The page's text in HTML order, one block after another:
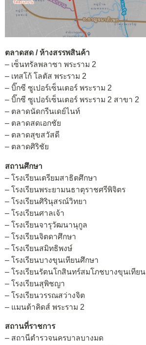
ตลาดสด / ห้างสรรพสินค้า
– เซ็นทรัลพลาซา พระราม 2
– เทสโก้ โลตัส พระราม 2
– บิ๊กซี ซูเปอร์เซ็นเตอร์ พระราม 2
– บิ๊กซี ซูเปอร์เซ็นเตอร์ พระราม 2 สาขา 2
– ตลาดนัดกรีนเดย์ไนท์
– ตลาดสดเอกชัย
– ตลาดสุขสวัสดี
– ตลาดศิริชัย
สถานศึกษา
– โรงเรียนเตรียมสาธิตศึกษา
– โรงเรียนพระยามนธาตุราชศรีพิจิตร
– โรงเรียนศิรินุสรณ์วิทยา
– โรงเรียนศาลเจ้า
– โรงเรียนจารุวัฒนานุกูล
– โรงเรียนจิตดาศึกษา
– โรงเรียนสมิทธิพงษ์
– โรงเรียนบางขุนเทียนศึกษา
– โรงเรียนรัตนโกสินทร์สมโภชบางขุนเทียน
– โรงเรียนสุพิชญา
– โรงเรียนวรรณสว่างจิต
– แมนต้าคิดส์ พระราม 2
สถานที่ราชการ
– สถานีตำรวจนครบาลบางมด